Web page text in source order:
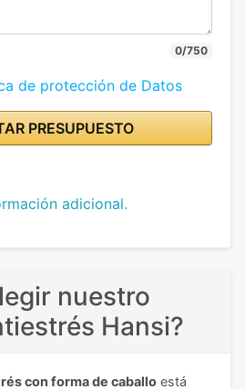
0/750
de protección de Datos
PRESUPUESTO
adicional.
nuestro
Hansi?
con forma de caballo está